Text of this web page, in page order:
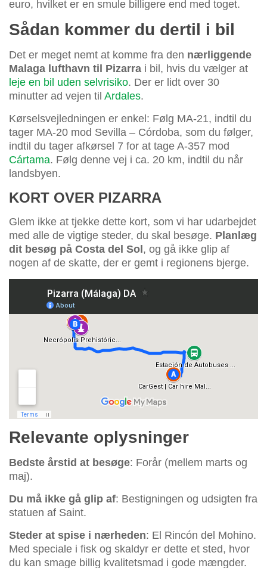
euro, hvilket er en smule billigere end med toget.
Sådan kommer du dertil i bil
Det er meget nemt at komme fra den nærliggende
Malaga lufthavn til Pizarra i bil, hvis du vælger at
leje en bil uden selvrisiko. Der er lidt over 30
minutter ad vejen til Ardales.
Kørselsvejledningen er enkel: Følg MA-21, indtil du
tager MA-20 mod Sevilla – Córdoba, som du følger,
indtil du tager afkørsel 7 for at tage A-357 mod
Cártama. Følg denne vej i ca. 20 km, indtil du når
landsbyen.
KORT OVER PIZARRA
Glem ikke at tjekke dette kort, som vi har udarbejdet
med alle de vigtige steder, du skal besøge. Planlæg
dit besøg på Costa del Sol, og gå ikke glip af
nogen af de skatte, der er gemt i regionens bjerge.
Relevante oplysninger
Bedste årstid at besøge: Forår (mellem marts og
maj).
Du må ikke gå glip af: Bestigningen og udsigten fra
statuen af Saint.
Steder at spise i nærheden: El Rincón del Mohino.
Med speciale i fisk og skaldyr er dette et sted, hvor
du kan smage billig kvalitetsmad i gode mængder.